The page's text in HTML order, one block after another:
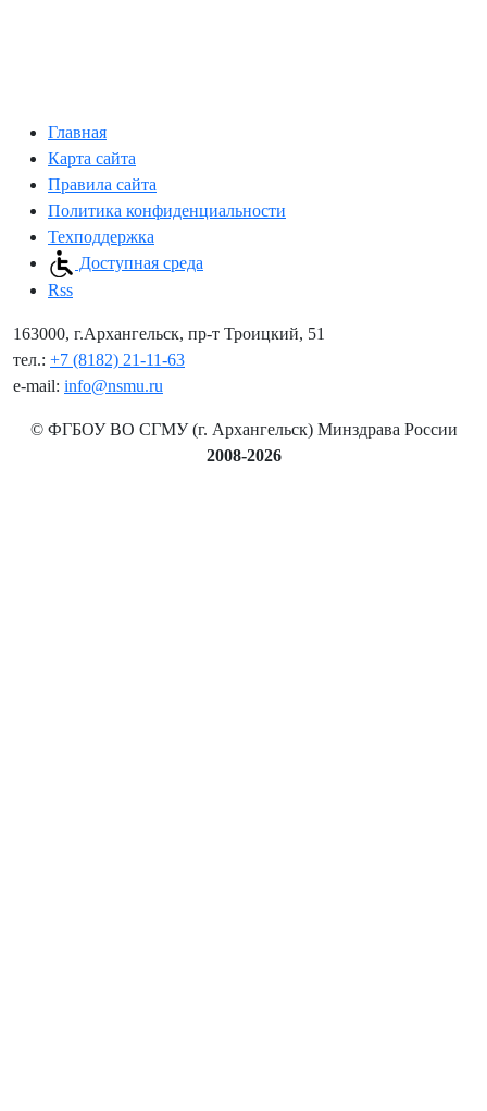
Главная
Карта сайта
Правила сайта
Политика конфиденциальности
Техподдержка
Доступная среда
Rss
163000, г.Архангельск, пр-т Троицкий, 51
тел.: +7 (8182) 21-11-63
e-mail: info@nsmu.ru
© ФГБОУ ВО СГМУ (г. Архангельск) Минздрава России
2008-2026